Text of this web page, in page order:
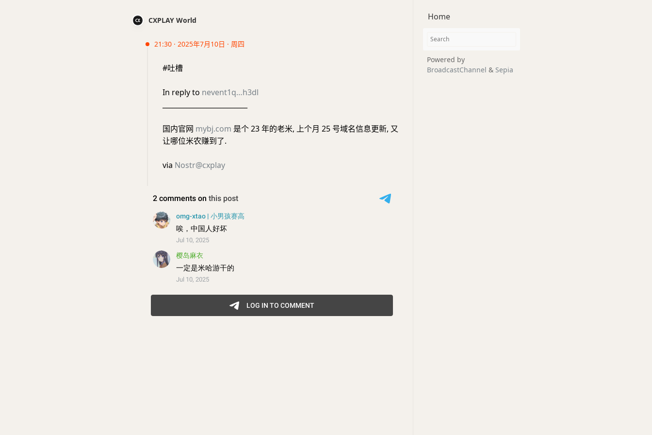
CXPLAY World
21:30 · 2025年7月10日 · 周四
#吐槽
In reply to nevent1q…h3dl
国内官网 mybj.com 是个 23 年的老米, 上个月 25 号域名信息更新, 又
让哪位米农赚到了.
via Nostr@cxplay
Home
Powered by
BroadcastChannel & Sepia